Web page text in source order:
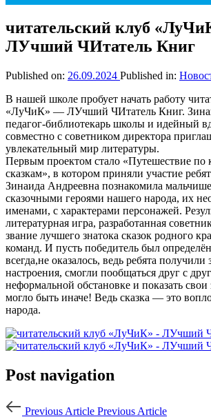
читательский клуб
ЛУчший ЧИтатель Книг
Published on: 26.09.2024 Published in:
В нашей школе пробует начать работу
«ЛуЧиК» — ЛУчший ЧИтатель Книг.
педагог-библиотекарь школы и идейный
совместно с советником директора
увлекательный мир литературы.
Первым проектом стало «Путешествие по
сказкам», в котором приняли участие
Зинаида Андреевна познакомила
сказочными героями нашего народа, их
именами, с характерами персонажей.
литературная игра, разработанная
звание лучшего знатока сказок родного
команд. И пусть победитель был
всегда,не оказалось, ведь ребята получили
настроения, смогли пообщаться друг с
неформальной обстановке и показать
могло быть иначе! Ведь сказка — это
народа.
Post navigation
Previous Article Previous Article